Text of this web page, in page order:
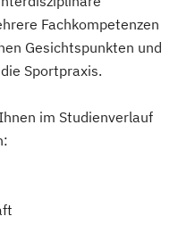
Fachkompetenzen
Gesichtspunkten und
Sportpraxis.
im Studienverlauf